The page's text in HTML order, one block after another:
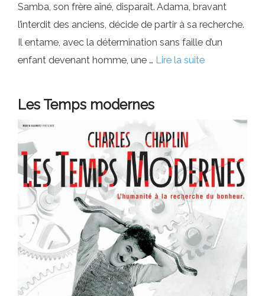
Samba, son frère aîné, disparaît. Adama, bravant
l’interdit des anciens, décide de partir à sa recherche.
Il entame, avec la détermination sans faille d’un
enfant devenant homme, une … Lire la suite
Les Temps modernes